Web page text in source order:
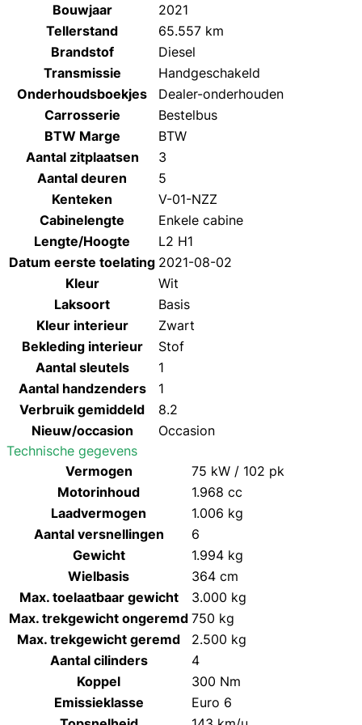
Bouwjaar
2021
Tellerstand
65.557 km
Brandstof
Diesel
Transmissie
Handgeschakeld
Onderhoudsboekjes
Dealer-onderhouden
Carrosserie
Bestelbus
BTW Marge
BTW
Aantal zitplaatsen
3
Aantal deuren
5
Kenteken
V-01-NZZ
Cabinelengte
Enkele cabine
Lengte/Hoogte
L2 H1
Datum eerste toelating 2021-08-02
Kleur
Wit
Laksoort
Basis
Kleur interieur
Zwart
Bekleding interieur
Stof
Aantal sleutels
1
Aantal handzenders
1
Verbruik gemiddeld
8.2
Nieuw/occasion
Occasion
Technische gegevens
Vermogen
75 kW / 102 pk
Motorinhoud
1.968 cc
Laadvermogen
1.006 kg
Aantal versnellingen
6
Gewicht
1.994 kg
Wielbasis
364 cm
Max. toelaatbaar gewicht
3.000 kg
Max. trekgewicht ongeremd750 kg
Max. trekgewicht geremd
2.500 kg
Aantal cilinders
4
Koppel
300 Nm
Emissieklasse
Euro 6